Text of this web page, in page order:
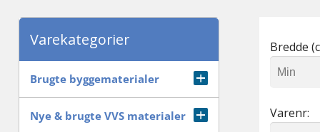
Bredde
Varenr:
Varekategorier
Brugte byggematerialer
Diverse
Nye & brugte VVS materialer